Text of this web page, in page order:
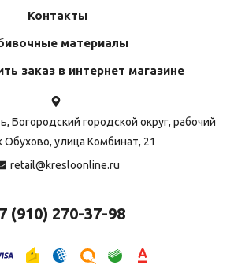
Контакты
материалы
заказ в интернет магазине
Богородский городской округ, рабочий
Обухово, улица Комбинат, 21
retail@kresloonline.ru
(910) 270-37-98